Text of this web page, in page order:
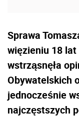
Sprawa
więzieniu 18 lat
wstrząsnęła
Obywatelskich
jednocześnie
najczęstszych